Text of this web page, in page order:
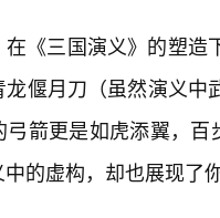
《三国演义》的塑造
偃月刀（虽然演义
箭更是如虎添翼，
的虚构，却也展现了